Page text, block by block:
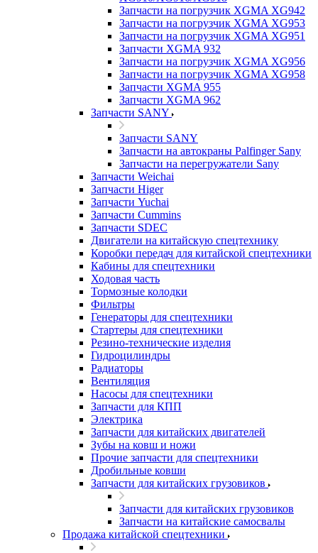
Запчасти на погрузчик XGMA XG942
Запчасти на погрузчик XGMA XG953
Запчасти на погрузчик XGMA XG951
Запчасти XGMA 932
Запчасти на погрузчик XGMA XG956
Запчасти на погрузчик XGMA XG958
Запчасти XGMA 955
Запчасти XGMA 962
Запчасти SANY
Запчасти SANY
Запчасти на автокраны Palfinger Sany
Запчасти на перегружатели Sany
Запчасти Weichai
Запчасти Higer
Запчасти Yuchai
Запчасти Cummins
Запчасти SDEC
Двигатели на китайскую спецтехнику
Коробки передач для китайской спецтехники
Кабины для спецтехники
Ходовая часть
Тормозные колодки
Фильтры
Генераторы для спецтехники
Стартеры для спецтехники
Резино-технические изделия
Гидроцилиндры
Радиаторы
Вентиляция
Насосы для спецтехники
Запчасти для КПП
Электрика
Запчасти для китайских двигателей
Зубы на ковш и ножи
Прочие запчасти для спецтехники
Дробильные ковши
Запчасти для китайских грузовиков
Запчасти для китайских грузовиков
Запчасти на китайские самосвалы
Продажа китайской спецтехники